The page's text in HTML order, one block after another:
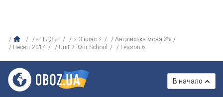
✅ ГДЗ ✅ ⚡ 3 клас ⚡
Англійська мова ✍
Несвіт 2014
Unit 2. Our School Lesson 6
В начало